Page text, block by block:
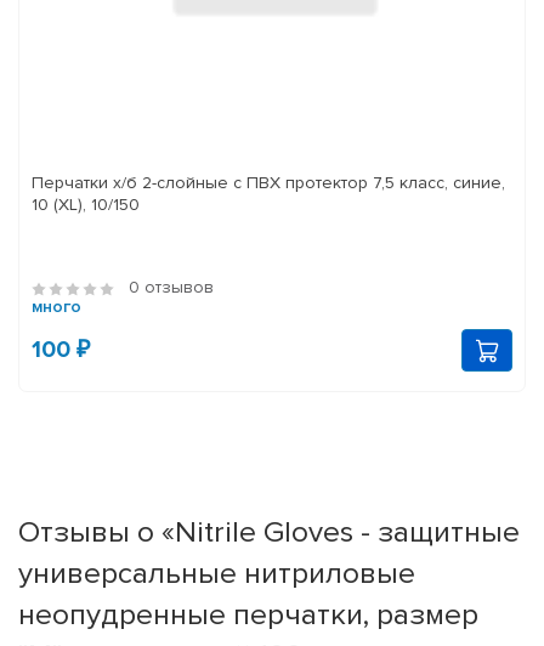
Перчатки х/б 2-слойные с ПВХ протектор 7,5 класс, синие,
10 (XL), 10/150
0 отзывов
много
100 ₽
Отзывы о «Nitrile Gloves - защитные
универсальные нитриловые
неопудренные перчатки, размер